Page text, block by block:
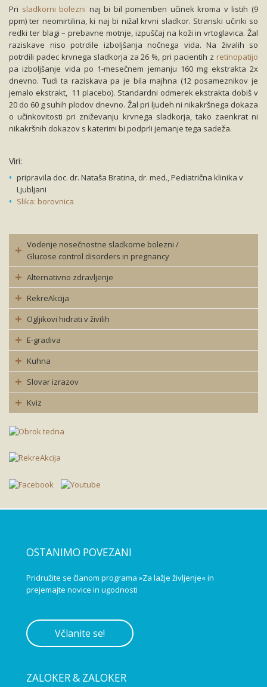
Pri sladkorni bolezni naj bi bil pomemben učinek kroma v listih (9
ppm) ter neomirtilina, ki naj bi nižal krvni sladkor. Stranski učinki so
redki ter blagi – prebavne motnje, izpuščaj na koži in vrtoglavica. Žal
raziskave niso potrdile izboljšanja nočnega vida. Na živalih so
potrdili padec krvnega sladkorja za 26 %, pri pacientih z retinopatijo
pa izboljšanje vida po 1-mesečnem jemanju 160 mg ekstrakta 2x
dnevno. Tudi ta raziskava pa je bila majhna (12 posameznikov je
jemalo ekstrakt, 11 placebo). Standardni odmerek ekstrakta dobiš v
20 do 60 g suhih plodov dnevno. Žal pri ljudeh ni nikakršnega dokaza
o učinkovitosti pri zniževanju krvnega sladkorja, tako zaenkrat ni
nikakršnih dokazov s katerimi bi podprli jemanje tega sadeža.
Viri:
pripravila doc. dr. Nataša Bratina, dr. med., Pediatrična klinika v
Ljubljani
Slika: borovnica
Vodenje nosečnostne sladkorne bolezni /
Glucose control disorders in pregnancy
Alternativno zdravljenje
RekreAkcija
Ogljikovi hidrati v živilih
E-gradiva
Kuhna
Slovar izrazov
Kviz
OSTANIMO POVEZANI
Pridružite se članom programa »Za lažje življenje« in
prejemajte novice in ugodnosti
Včlanite se!
ZALOKER & ZALOKER